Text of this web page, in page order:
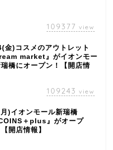
109377 view
金)コスメのアウトレット
market』がイオンモー
橋にオープン！【開店情
109243 view
)イオンモール新瑞橋
＋plus』がオープ
開店情報】